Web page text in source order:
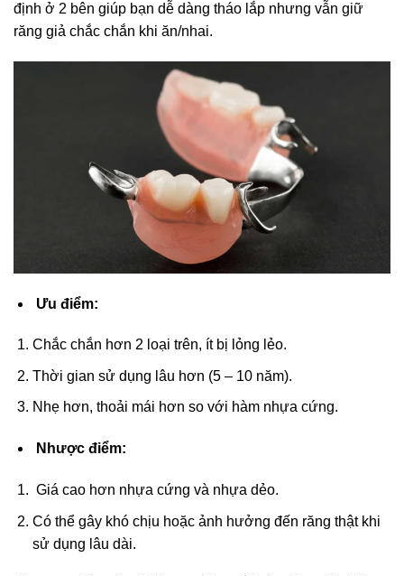
định ở 2 bên giúp bạn dễ dàng tháo lắp nhưng vẫn giữ
răng giả chắc chắn khi ăn/nhai.
Ưu điểm:
Chắc chắn hơn 2 loại trên, ít bị lỏng lẻo.
Thời gian sử dụng lâu hơn (5 – 10 năm).
Nhẹ hơn, thoải mái hơn so với hàm nhựa cứng.
Nhược điểm:
Giá cao hơn nhựa cứng và nhựa dẻo.
Có thể gây khó chịu hoặc ảnh hưởng đến răng thật khi
sử dụng lâu dài.